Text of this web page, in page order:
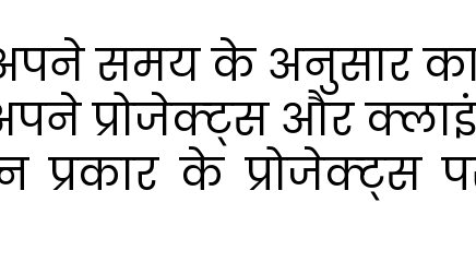
समय के अनुसार
प्रोजेक्ट्स और
प्रकार के